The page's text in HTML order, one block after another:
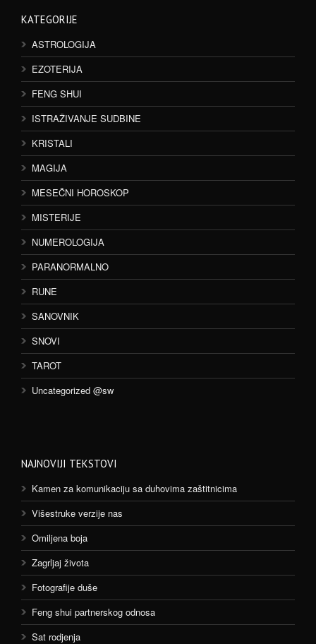
KATEGORIJE
ASTROLOGIJA
EZOTERIJA
FENG SHUI
ISTRAŽIVANJE SUDBINE
KRISTALI
MAGIJA
MESEČNI HOROSKOP
MISTERIJE
NUMEROLOGIJA
PARANORMALNO
RUNE
SANOVNIK
SNOVI
TAROT
Uncategorized @sw
NAJNOVIJI TEKSTOVI
Kamen za komunikaciju sa duhovima zaštitnicima
Višestruke verzije nas
Omiljena boja
Zagrljaj života
Fotografije duše
Feng shui partnerskog odnosa
Sat rodjenja